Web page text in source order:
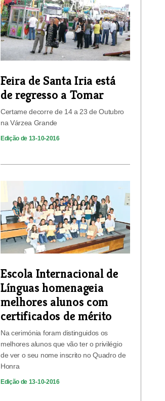
Feira de Santa Iria está
de regresso a Tomar
Certame decorre de 14 a 23 de Outubro
na Várzea Grande
Edição de 13-10-2016
Escola Internacional de
Línguas homenageia
melhores alunos com
certificados de mérito
Na cerimónia foram distinguidos os
melhores alunos que vão ter o privilégio
de ver o seu nome inscrito no Quadro de
Honra
Edição de 13-10-2016